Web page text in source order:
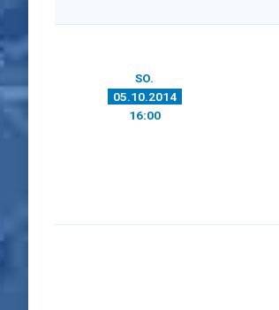
SO.
05.10.2014
16:00